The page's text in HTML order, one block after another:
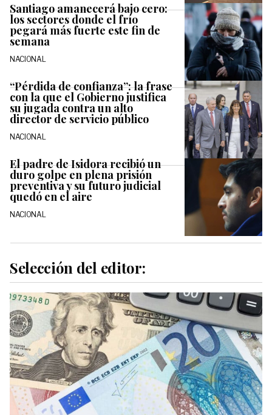
Santiago amanecerá bajo cero:
los sectores donde el frío
pegará más fuerte este fin de
semana
NACIONAL
“Pérdida de confianza”: la frase
con la que el Gobierno justifica
su jugada contra un alto
director de servicio público
NACIONAL
El padre de Isidora recibió un
duro golpe en plena prisión
preventiva y su futuro judicial
quedó en el aire
NACIONAL
Selección del editor: